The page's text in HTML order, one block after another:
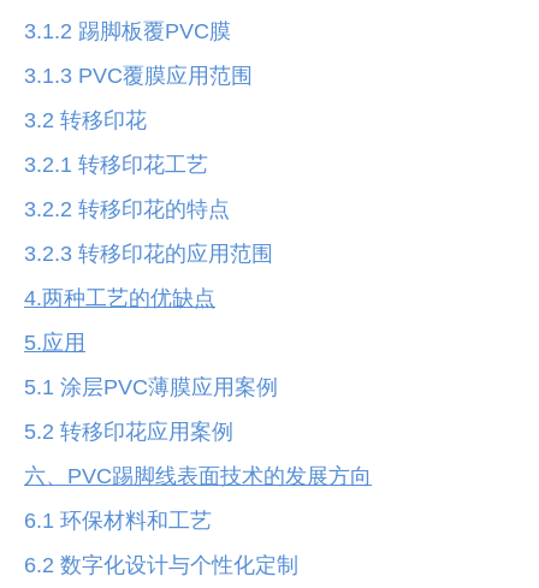
3.1.2 踢脚板覆PVC膜
3.1.3 PVC覆膜应用范围
3.2 转移印花
3.2.1 转移印花工艺
3.2.2 转移印花的特点
3.2.3 转移印花的应用范围
4.两种工艺的优缺点
5.应用
5.1 涂层PVC薄膜应用案例
5.2 转移印花应用案例
六、PVC踢脚线表面技术的发展方向
6.1 环保材料和工艺
6.2 数字化设计与个性化定制